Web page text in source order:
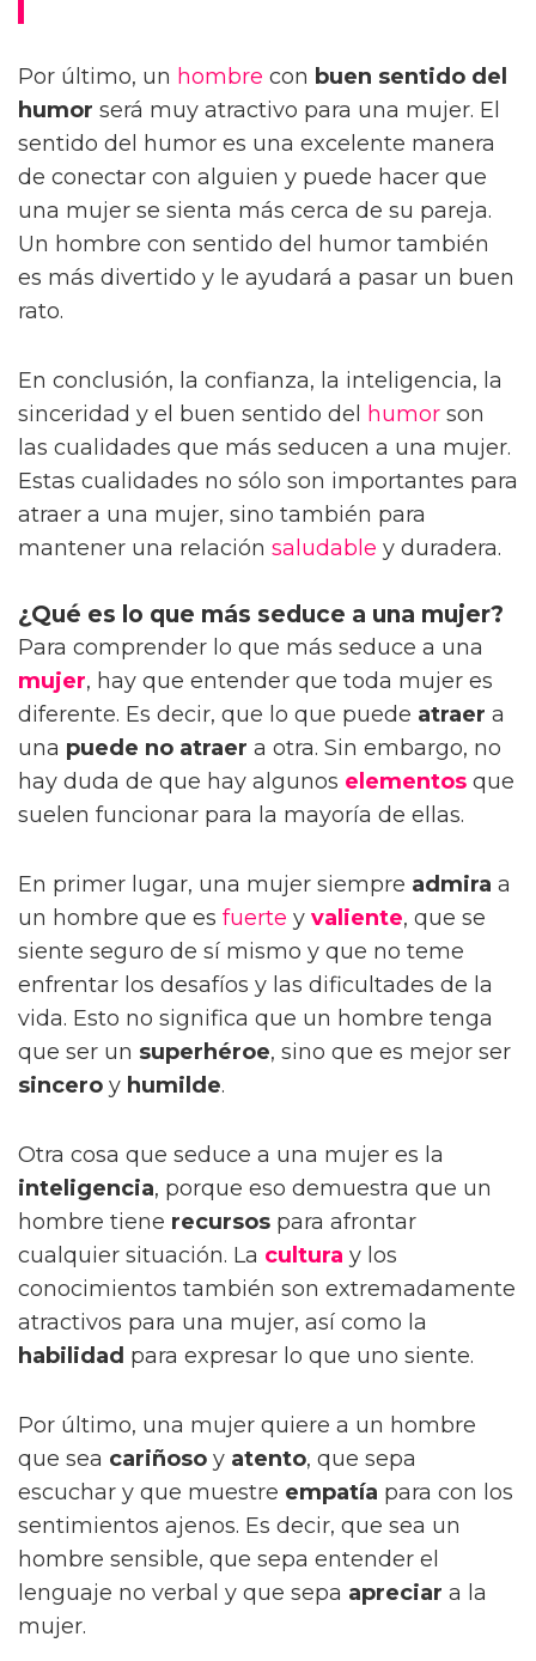
Por último, un hombre con buen sentido del
humor será muy atractivo para una mujer. El
sentido del humor es una excelente manera
de conectar con alguien y puede hacer que
una mujer se sienta más cerca de su pareja.
Un hombre con sentido del humor también
es más divertido y le ayudará a pasar un buen
rato.
En conclusión, la confianza, la inteligencia, la
sinceridad y el buen sentido del
humor son
las cualidades que más seducen a una mujer.
Estas cualidades no sólo son importantes para
atraer a una mujer, sino también para
mantener una relación saludable y duradera.
¿Qué es lo que más seduce a una mujer?
Para comprender lo que más seduce a una
mujer, hay que entender que toda mujer es
diferente. Es decir, que lo que puede atraer a
una puede no atraer a otra. Sin embargo, no
hay duda de que hay algunos elementos que
suelen funcionar para la mayoría de ellas.
En primer lugar, una mujer siempre admira a
un hombre que es fuerte y valiente, que se
siente seguro de sí mismo y que no teme
enfrentar los desafíos y las dificultades de la
vida. Esto no significa que un hombre tenga
que ser un superhéroe, sino que es mejor ser
sincero y humilde.
Otra cosa que seduce a una mujer es la
inteligencia, porque eso demuestra que un
hombre tiene recursos para afrontar
cualquier situación. La cultura y los
conocimientos también son extremadamente
atractivos para una mujer, así como la
habilidad para expresar lo que uno siente.
Por último, una mujer quiere a un hombre
que sea cariñoso y atento, que sepa
escuchar y que muestre empatía para con los
sentimientos ajenos. Es decir, que sea un
hombre sensible, que sepa entender el
lenguaje no verbal y que sepa apreciar a la
mujer.